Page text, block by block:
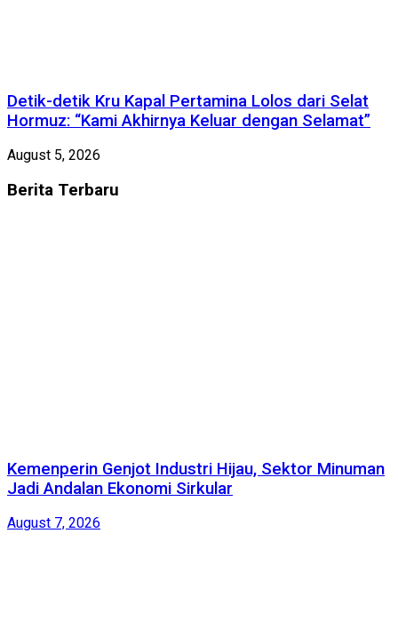
Detik-detik Kru Kapal Pertamina Lolos dari Selat
Hormuz: “Kami Akhirnya Keluar dengan Selamat”
August 5, 2026
Berita Terbaru
Kemenperin Genjot Industri Hijau, Sektor Minuman
Jadi Andalan Ekonomi Sirkular
August 7, 2026